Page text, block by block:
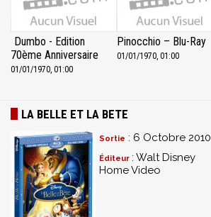
Dumbo - Edition
70ème Anniversaire
01/01/1970, 01:00
Pinocchio – Blu-Ray
01/01/1970, 01:00
LA BELLE ET LA BETE
Sortie : 6 Octobre 2010
Éditeur : Walt Disney
Home Video